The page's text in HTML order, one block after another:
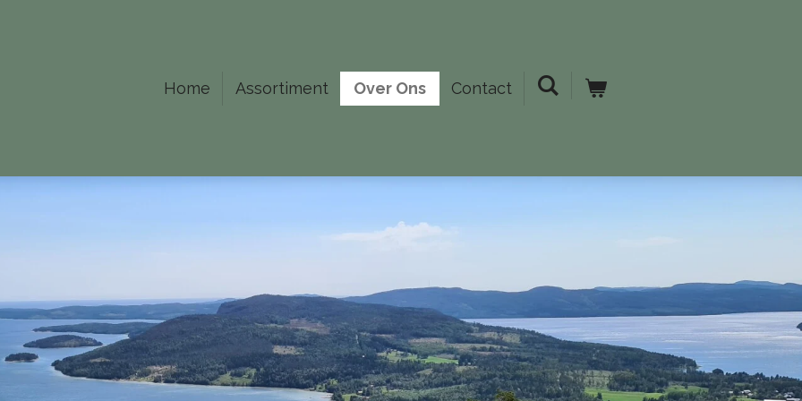
Home Assortiment Over Ons Contact